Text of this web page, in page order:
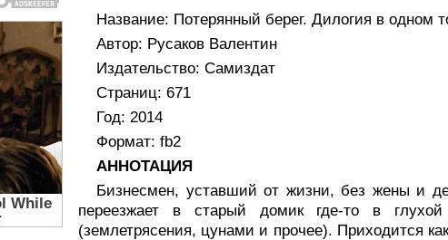
Название: Потерянный берег. Дилогия в одном
Автор: Русаков Валентин
Издательство: Самиздат
Страниц: 671
Год: 2014
Формат: fb2
АННОТАЦИЯ
Бизнесмен, уставший от жизни, без жены и
переезжает в старый домик где-то в
(землетрясения, цунами и прочее). Приходится